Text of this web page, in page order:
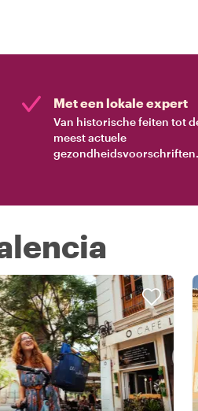
Met een lokale expert
Van historische feiten tot
meest actuele
gezondheidsvoorschriften.